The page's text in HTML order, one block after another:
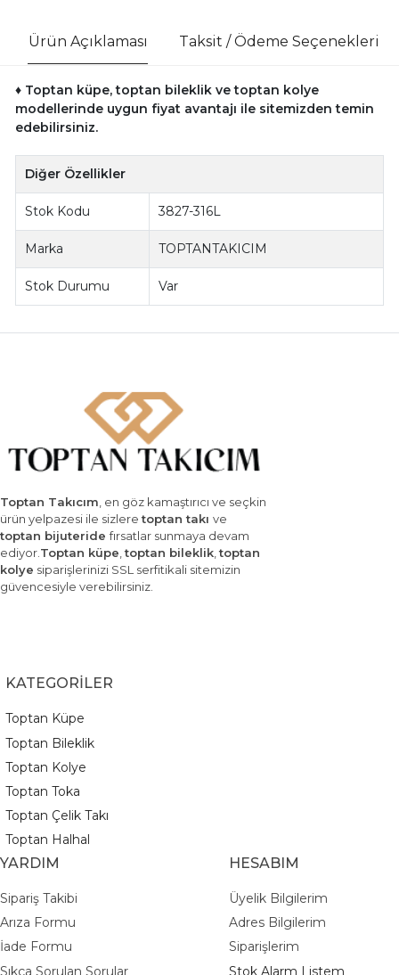
Ürün Açıklaması Taksit / Ödeme Seçenekleri
♦ Toptan küpe, toptan bileklik ve toptan kolye
modellerinde uygun fiyat avantajı ile sitemizden temin
edebilirsiniz.
Diğer Özellikler
Stok Kodu 3827-316L
Marka TOPTANTAKICIM
Stok Durumu Var
Toptan Takıcım, en göz kamaştırıcı ve seçkin
ürün yelpazesi ile sizleretoptan takı ve
toptan bijuteridefırsatlar sunmaya devam
ediyor.Toptan küpe,toptan bileklik,toptan
kolye siparişlerinizi SSL serfitikali sitemizin
güvencesiyle verebilirsiniz.
KATEGORİLER
Toptan Küpe
Toptan Bileklik
Toptan Kolye
Toptan Toka
Toptan Çelik Takı
Toptan Halhal
YARDIM
Sipariş Takibi
Arıza Formu
İade Formu
Sıkça Sorulan Sorular
HESABIM
Üyelik Bilgilerim
Adres Bilgilerim
Siparişlerim
Stok Alarm Listem